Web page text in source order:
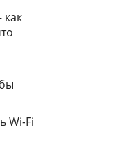
как
Wi‑Fi